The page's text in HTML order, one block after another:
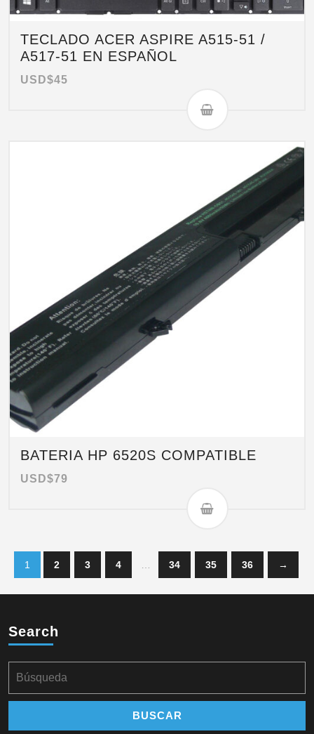
TECLADO ACER ASPIRE A515-51 /
A517-51 EN ESPAÑOL
USD$45
BATERIA HP 6520S COMPATIBLE
USD$79
1 2 3 4 34 35 36 →
Search